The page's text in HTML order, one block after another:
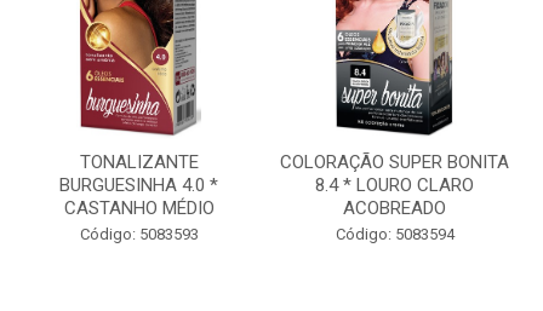
TONALIZANTE
BURGUESINHA 4.0 *
CASTANHO MÉDIO
Código: 5083593
COLORAÇÃO SUPER BONITA
8.4 * LOURO CLARO
ACOBREADO
Código: 5083594